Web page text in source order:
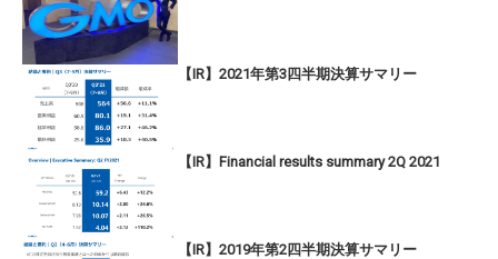
【IR】2021年第3四半期決算サマリー
【IR】Financial results summary 2Q 2021
【IR】2019年第2四半期決算サマリー